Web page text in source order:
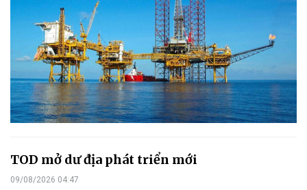
TOD mở dư địa phát triển mới
09/08/2026 04:47